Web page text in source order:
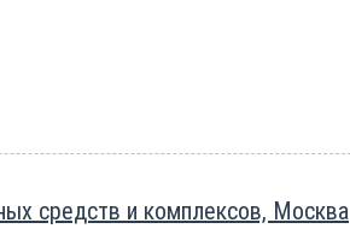
средств и комплексов, Москва